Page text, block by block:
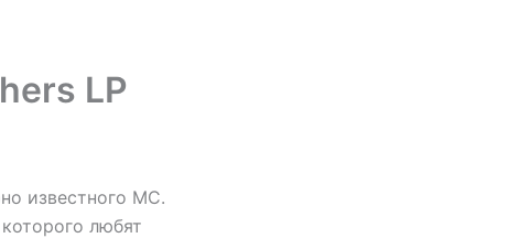
LP
известного МС.
любят